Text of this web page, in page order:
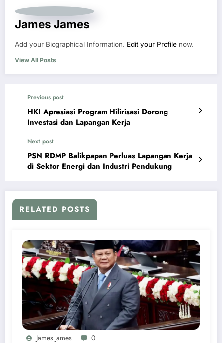
James James
Add your Biographical Information. Edit your Profile now.
View All Posts
Previous post
HKI Apresiasi Program Hilirisasi Dorong
Investasi dan Lapangan Kerja
Next post
PSN RDMP Balikpapan Perluas Lapangan Kerja
di Sektor Energi dan Industri Pendukung
RELATED POSTS
James James 0